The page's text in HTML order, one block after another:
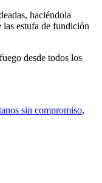
haciéndola
las estufa de fundición
desde todos los
sin compromiso,